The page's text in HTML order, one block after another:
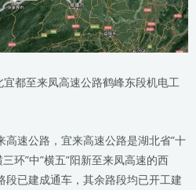
都至来凤高速公路鹤峰东段机电工
速公路，宜来高速公路是湖北省”十
环”中”横五”阳新至来凤高速的西
已建成通车，其余路段均已开工建